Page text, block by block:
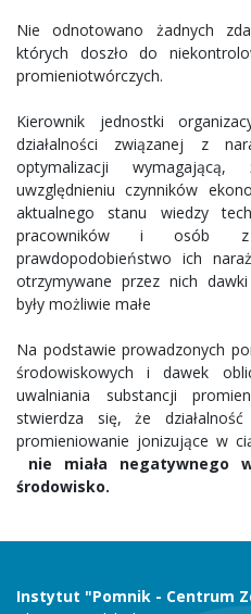
Nie odnotowano żadnych
których doszło do
promieniotwórczych.
Kierownik jednostki
działalności związanej z
optymalizacji
uwzględnieniu czynników
aktualnego stanu wiedzy
pracowników i osób
prawdopodobieństwo ich
otrzymywane przez nich
były możliwie małe
Na podstawie prowadzonych
środowiskowych i dawek
uwalniania substancji
stwierdza się, że
promieniowanie jonizujące w
nie miała negatywnego
środowisko.
Instytut "Pomnik - Centrum